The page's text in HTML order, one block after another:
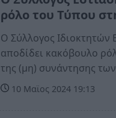
ρόλο του Τύπου
Ο Σύλλογος Ιδιοκτητών
αποδίδει κακόβουλο
της (μη) συνάντησης
10 Μαϊος 2024 19:13